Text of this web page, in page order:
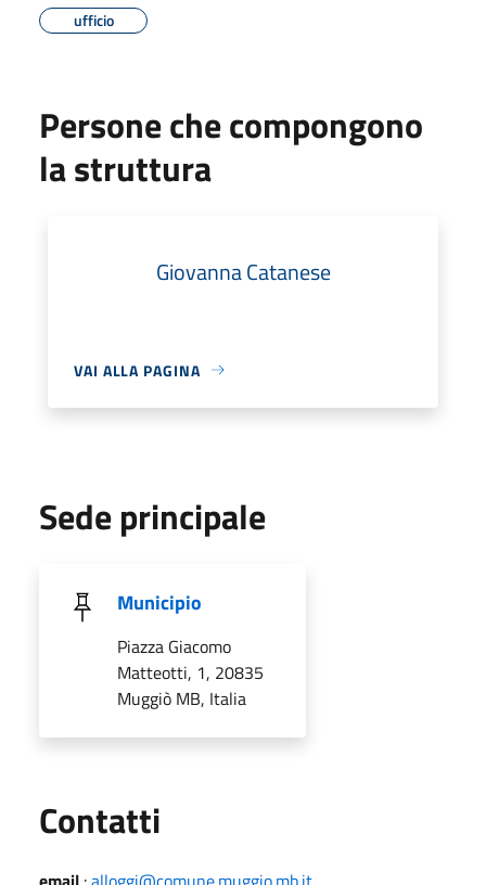
ufficio
Persone che compongono
la struttura
Giovanna Catanese
VAI ALLA PAGINA
Sede principale
Municipio
Piazza Giacomo
Matteotti, 1, 20835
Muggiò MB, Italia
Contatti